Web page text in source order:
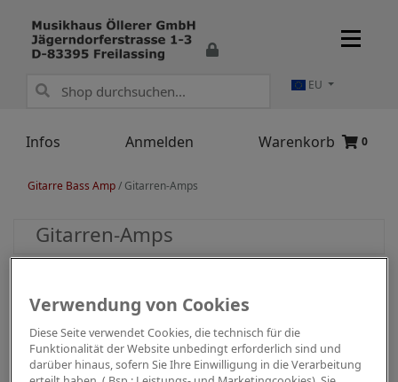
Infos Anmelden Warenkorb 0
EU
Gitarre Bass Amp/ Gitarren-Amps
Gitarren-Amps
Verwendung von Cookies
Diese Seite verwendet Cookies, die technisch für die
Funktionalität der Website unbedingt erforderlich sind und
darüber hinaus, sofern Sie Ihre Einwilligung in die Verarbeitung